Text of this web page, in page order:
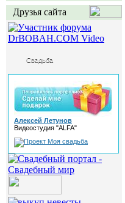
Друзья сайта
Свадьба
Алексей Летунов
Видеостудия "ALFA"